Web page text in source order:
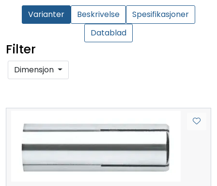
Varianter Beskrivelse
Spesifikasjoner
Datablad
Filter
Dimensjon